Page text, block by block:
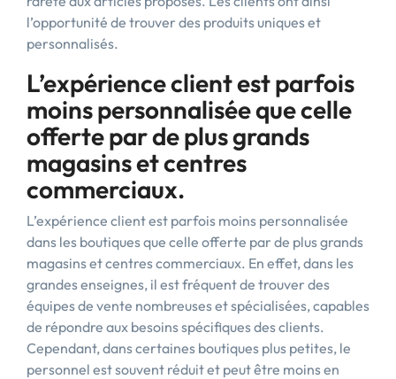
l’opportunité de trouver des produits uniques et
personnalisés.
L’expérience client est parfois
moins personnalisée que celle
offerte par de plus grands
magasins et centres
commerciaux.
L’expérience client est parfois moins personnalisée
dans les boutiques que celle offerte par de plus grands
magasins et centres commerciaux. En effet, dans les
grandes enseignes, il est fréquent de trouver des
équipes de vente nombreuses et spécialisées, capables
de répondre aux besoins spécifiques des clients.
Cependant, dans certaines boutiques plus petites, le
personnel est souvent réduit et peut être moins en